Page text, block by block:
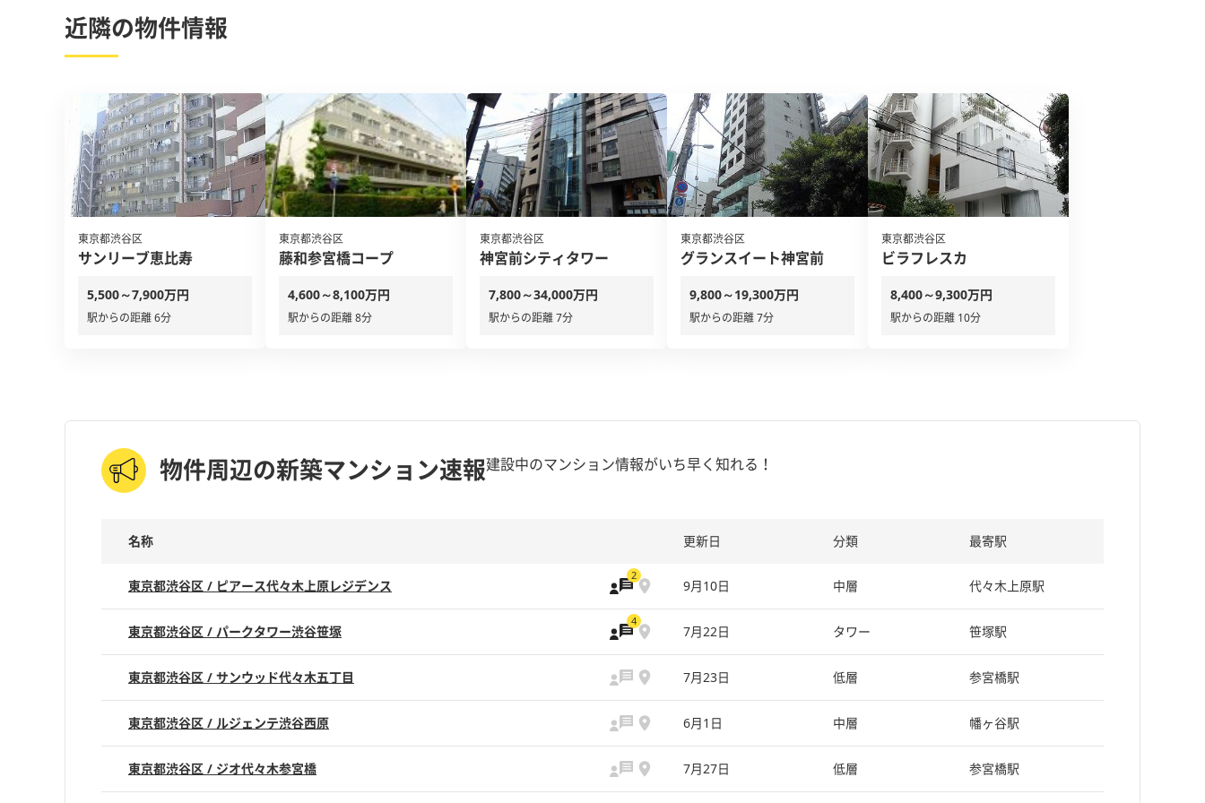
近隣の物件情報
東京都渋谷区
サンリーブ恵比寿
5,500～7,900万円
駅からの距離 6分
東京都渋谷区
藤和参宮橋コープ
4,600～8,100万円
駅からの距離 8分
東京都渋谷区
神宮前シティタワー
7,800～34,000万円
駅からの距離 7分
東京都渋谷区
グランスイート神宮前
9,800～19,300万円
駅からの距離 7分
東京都渋谷区
ビラフレスカ
8,400～9,300万円
駅からの距離 10分
物件周辺の新築マンション速報建設中のマンション情報がいち早く知れる！
名称 更新日 分類 最寄駅
東京都渋谷区 / ピアース代々木上原レジデンス
2
9月10日 中層 代々木上原駅
東京都渋谷区 / パークタワー渋谷笹塚
4
7月22日 タワー 笹塚駅
東京都渋谷区 / サンウッド代々木五丁目 7月23日 低層 参宮橋駅
東京都渋谷区 / ルジェンテ渋谷西原 6月1日 中層 幡ヶ谷駅
東京都渋谷区 / ジオ代々木参宮橋 7月27日 低層 参宮橋駅